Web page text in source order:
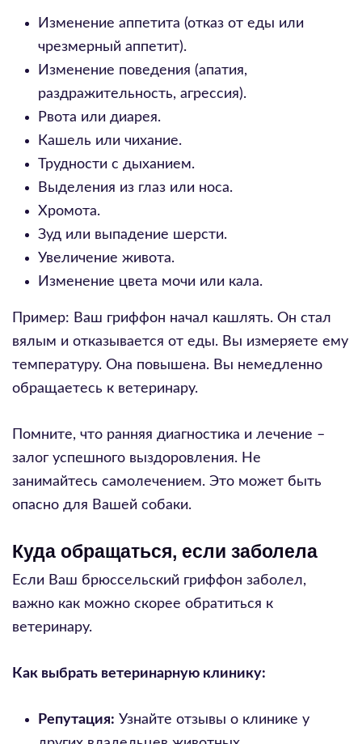
Изменение аппетита (отказ от еды или
чрезмерный аппетит).
Изменение поведения (апатия,
раздражительность, агрессия).
Рвота или диарея.
Кашель или чихание.
Трудности с дыханием.
Выделения из глаз или носа.
Хромота.
Зуд или выпадение шерсти.
Увеличение живота.
Изменение цвета мочи или кала.
Пример: Ваш гриффон начал кашлять. Он стал
вялым и отказывается от еды. Вы измеряете ему
температуру. Она повышена. Вы немедленно
обращаетесь к ветеринару.
Помните, что ранняя диагностика и лечение –
залог успешного выздоровления. Не
занимайтесь самолечением. Это может быть
опасно для Вашей собаки.
Куда обращаться, если заболела
Если Ваш брюссельский гриффон заболел,
важно как можно скорее обратиться к
ветеринару.
Как выбрать ветеринарную клинику:
Репутация: Узнайте отзывы о клинике у